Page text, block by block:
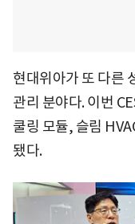
현대위아가 또 다른
관리 분야다. 이번
쿨링 모듈, 슬림
됐다.